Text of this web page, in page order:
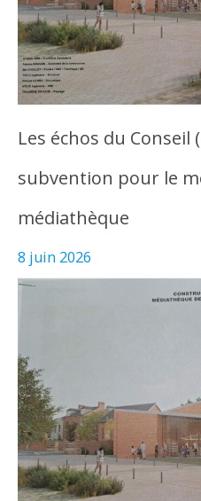
Les échos du Conseil
subvention pour le
médiathèque
8 juin 2026